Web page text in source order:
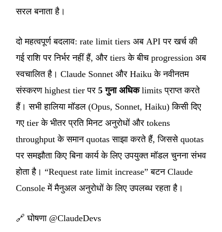
सरल बनाता है।
दो महत्वपूर्ण बदलाव: rate limit tiers अब API पर खर्च की
गई राशि पर निर्भर नहीं हैं, और tiers के बीच progression अब
स्वचालित है। Claude Sonnet और Haiku के नवीनतम
संस्करण highest tier पर 5 गुना अधिकlimits प्राप्त करते
हैं। सभी हालिया मॉडल (Opus, Sonnet, Haiku) किसी दिए
गए tier के भीतर प्रति मिनट अनुरोधों और tokens
throughput के समान quotas साझा करते हैं, जिससे quotas
पर समझौता किए बिना कार्य के लिए उपयुक्त मॉडल चुनना संभव
होता है। “Request rate limit increase” बटन Claude
Console में मैनुअल अनुरोधों के लिए उपलब्ध रहता है।
🔗घोषणा @ClaudeDevs